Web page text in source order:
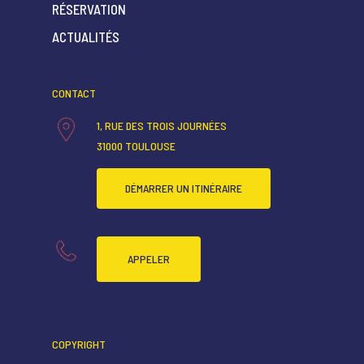
RÉSERVATION
ACTUALITÉS
CONTACT
1, RUE DES TROIS JOURNÉES
31000 TOULOUSE
DÉMARRER UN ITINÉRAIRE
APPELER
COPYRIGHT
CARTE BAR
RÉSERVATION
ACTUALITÉS